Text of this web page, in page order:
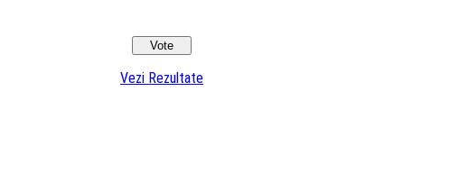
Vezi Rezultate